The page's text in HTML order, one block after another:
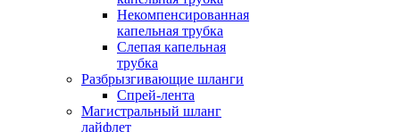
Некомпенсированная
капельная трубка
Слепая капельная
трубка
Разбрызгивающие шланги
Спрей-лента
Магистральный шланг
лайфлет